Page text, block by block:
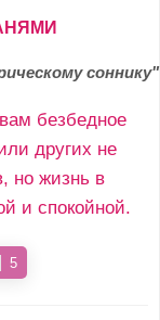
соннику"
безбедное
других не
но жизнь в
и спокойной.
5